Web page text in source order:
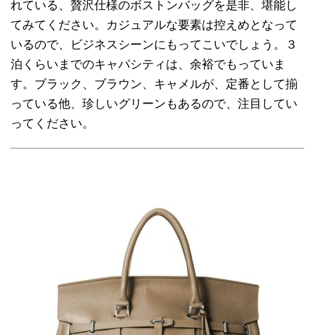
れている、贅沢仕様のボストンバッグを是非、堪能し
てみてください。カジュアルな要素は控えめとなって
いるので、ビジネスシーンにもってこいでしょう。３
泊くらいまでのキャパシティは、余裕でもっていま
す。ブラック、ブラウン、キャメルが、定番として揃
っている他、珍しいグリーンもあるので、注目してい
ってください。